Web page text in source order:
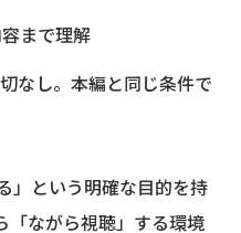
まで理解
なし。本編と同じ条件で
」という明確な目的を持
「ながら視聴」する環境